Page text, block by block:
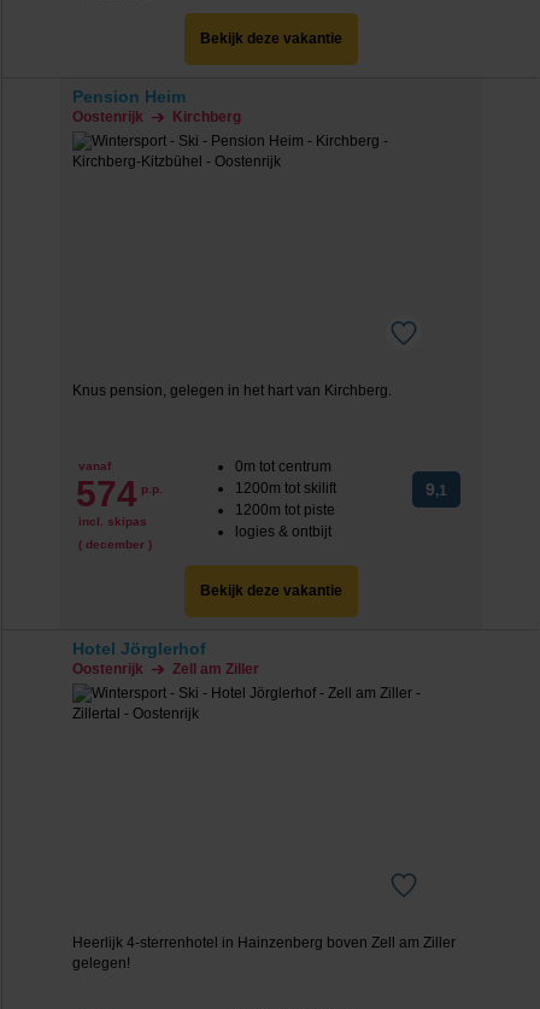
Bekijk deze vakantie
Pension Heim
Oostenrijk Kirchberg
Knus pension, gelegen in het hart van Kirchberg.
vanaf
574 p.p.
incl. skipas
( december )
0m tot centrum
1200m tot skilift
1200m tot piste
logies & ontbijt
9,1
Bekijk deze vakantie
Hotel Jörglerhof
Oostenrijk Zell am Ziller
Heerlijk 4-sterrenhotel in Hainzenberg boven Zell am Ziller
gelegen!